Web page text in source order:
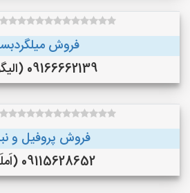
فروش
09166662139 (الیگودرز )
فروش پروفیل و
09115628652 (اَملَش )